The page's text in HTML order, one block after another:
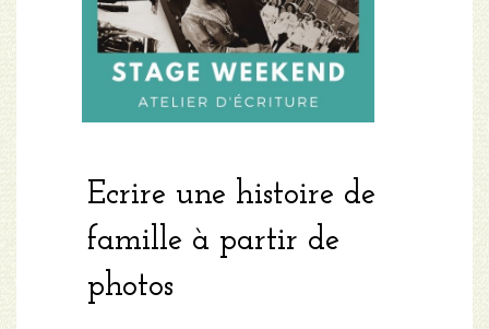
Ecrire une histoire de
famille à partir de
photos